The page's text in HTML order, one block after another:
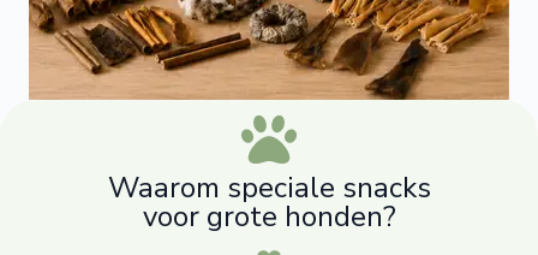
Waarom speciale snacks
voor grote honden?